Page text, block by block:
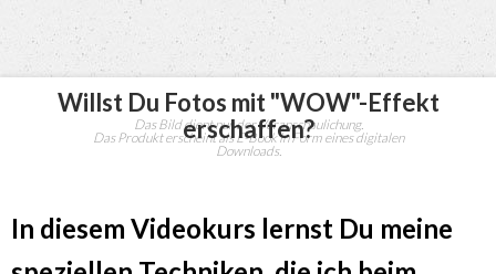
Willst Du Fotos mit "WOW"-Effekt
erschaffen?
Das Bild dient nur der Veranschaulichung.
Das Produkt erscheint als E-Book in Form eines digitalen
Downloads.
In diesem Videokurs lernst Du meine